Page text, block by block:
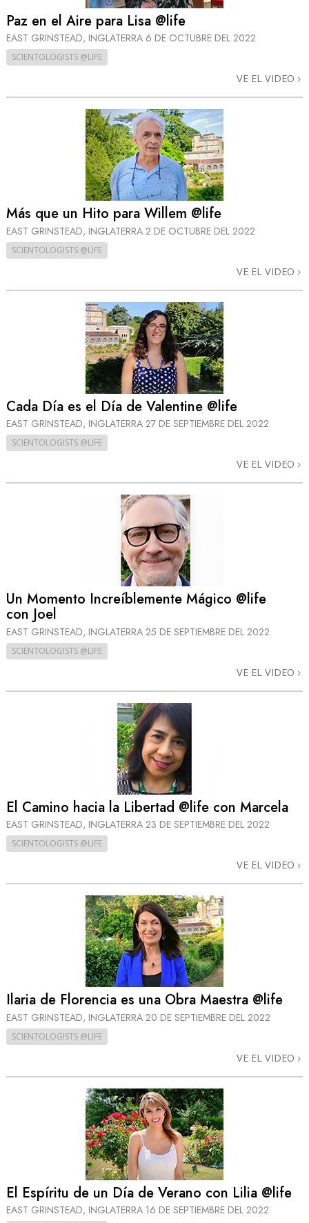
Paz en el Aire para Lisa @life
EAST GRINSTEAD, INGLATERRA 6 DE OCTUBRE DEL 2022
SCIENTOLOGISTS @LIFE
VE EL VIDEO
Más que un Hito para Willem @life
EAST GRINSTEAD, INGLATERRA 2 DE OCTUBRE DEL 2022
SCIENTOLOGISTS @LIFE
VE EL VIDEO
Cada Día es el Día de Valentine @life
EAST GRINSTEAD, INGLATERRA 27 DE SEPTIEMBRE DEL 2022
SCIENTOLOGISTS @LIFE
VE EL VIDEO
Un Momento Increíblemente Mágico @life
con Joel
EAST GRINSTEAD, INGLATERRA 25 DE SEPTIEMBRE DEL 2022
SCIENTOLOGISTS @LIFE
VE EL VIDEO
El Camino hacia la Libertad @life con Marcela
EAST GRINSTEAD, INGLATERRA 23 DE SEPTIEMBRE DEL 2022
SCIENTOLOGISTS @LIFE
VE EL VIDEO
Ilaria de Florencia es una Obra Maestra @life
EAST GRINSTEAD, INGLATERRA 20 DE SEPTIEMBRE DEL 2022
SCIENTOLOGISTS @LIFE
VE EL VIDEO
El Espíritu de un Día de Verano con Lilia @life
EAST GRINSTEAD, INGLATERRA 16 DE SEPTIEMBRE DEL 2022